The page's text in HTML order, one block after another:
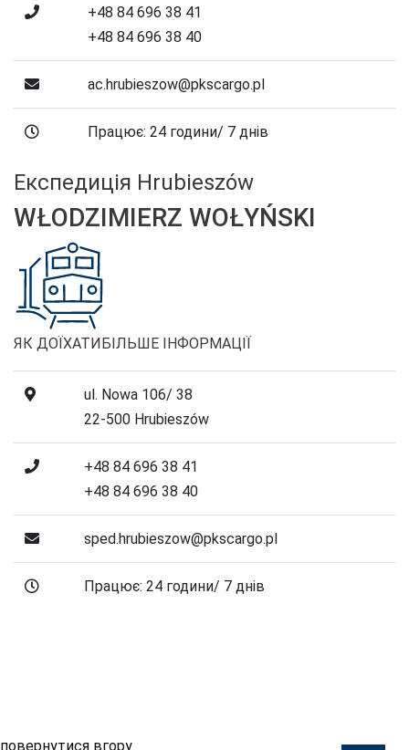
+48 84 696 38 41
+48 84 696 38 40
ac.hrubieszow@pkscargo.pl
Працює: 24 години/ 7 днів
Експедиція Hrubieszów
WŁODZIMIERZ WOŁYŃSKI
ЯК ДОЇХАТИ БІЛЬШЕ ІНФОРМАЦІЇ
ul. Nowa 106/ 38
22-500 Hrubieszów
+48 84 696 38 41
+48 84 696 38 40
sped.hrubieszow@pkscargo.pl
Працює: 24 години/ 7 днів
повернутися вгору